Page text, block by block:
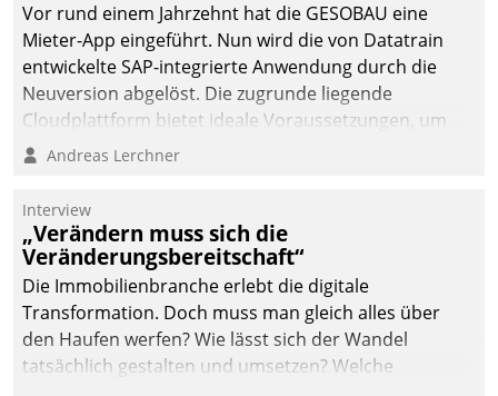
Vor rund einem Jahrzehnt hat die GESOBAU eine
Mieter-App eingeführt. Nun wird die von Datatrain
entwickelte SAP-integrierte Anwendung durch die
Neuversion abgelöst. Die zugrunde liegende
Cloudplattform bietet ideale Voraussetzungen, um
die Funktionalität der App zu erweitern und weitere
integrieren.
Andreas Lerchner
Interview
„Verändern muss sich die
Veränderungsbereitschaft“
Die Immobilienbranche erlebt die digitale
Transformation. Doch muss man gleich alles über
den Haufen werfen? Wie lässt sich der Wandel
tatsächlich gestalten und umsetzen? Welche